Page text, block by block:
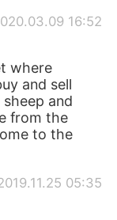
16:52
where
and sell
and
from the
to the
05:35